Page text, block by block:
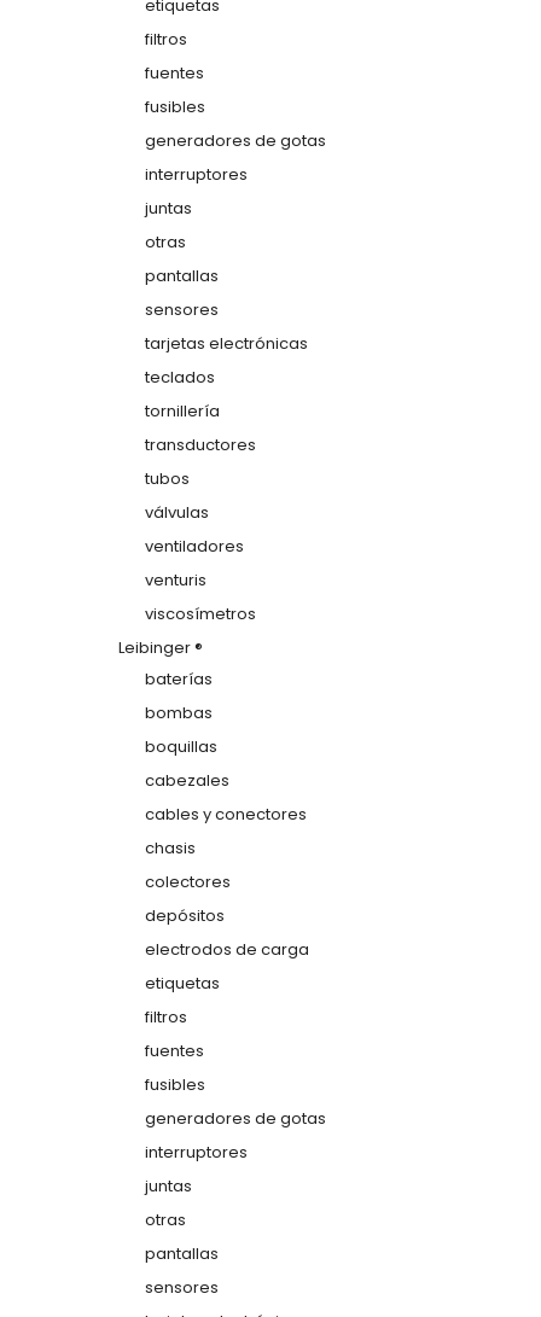
etiquetas
filtros
fuentes
fusibles
generadores de gotas
interruptores
juntas
otras
pantallas
sensores
tarjetas electrónicas
teclados
tornillería
transductores
tubos
válvulas
ventiladores
venturis
viscosímetros
Leibinger ®
baterías
bombas
boquillas
cabezales
cables y conectores
chasis
colectores
depósitos
electrodos de carga
etiquetas
filtros
fuentes
fusibles
generadores de gotas
interruptores
juntas
otras
pantallas
sensores